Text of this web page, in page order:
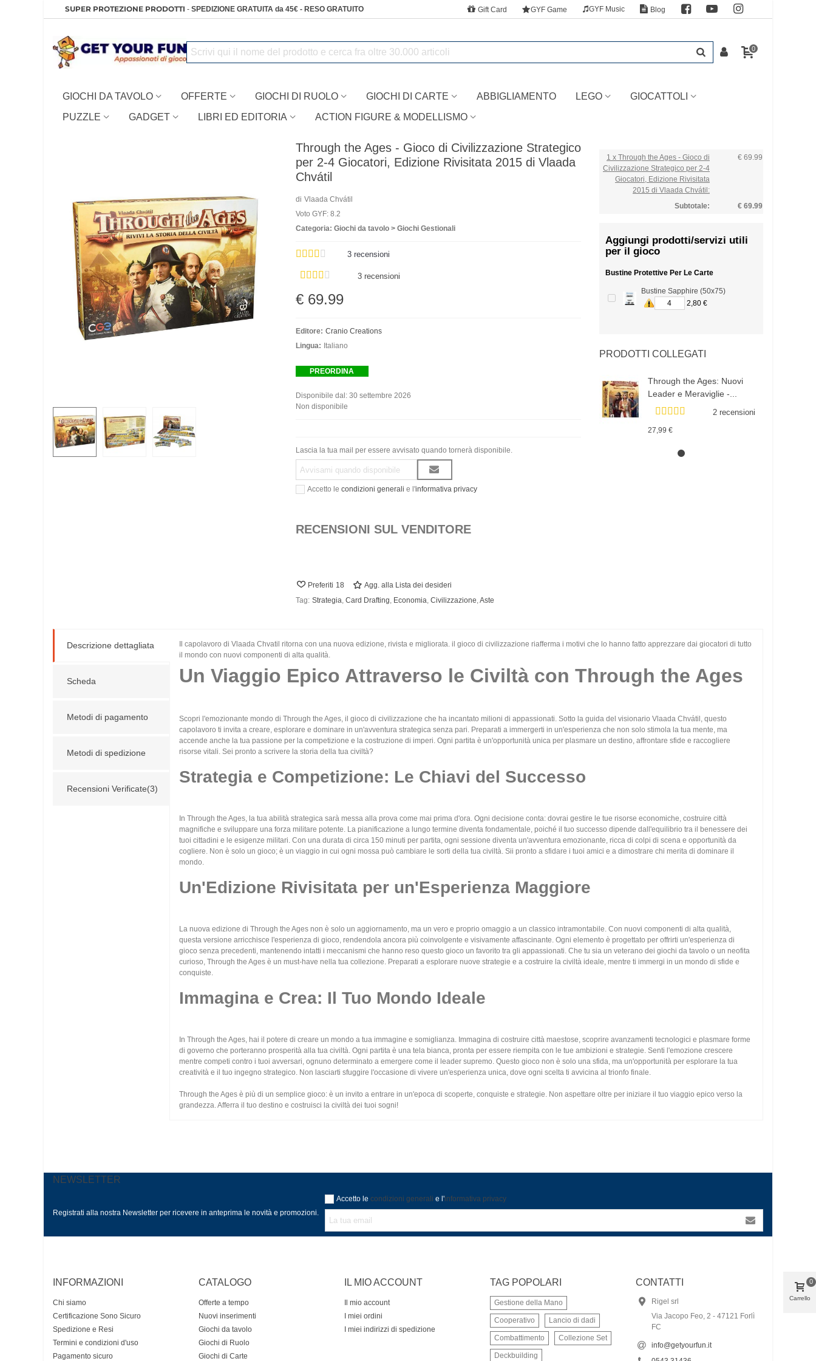
SUPER PROTEZIONE PRODOTTI - SPEDIZIONE GRATUITA da 45€ - RESO GRATUITO Gift Card GYF Game GYF Music Blog
0
GIOCHI DA TAVOLO OFFERTE GIOCHI DI RUOLO GIOCHI DI CARTE ABBIGLIAMENTO LEGO
GIOCATTOLI
PUZZLE
GADGET LIBRI ED EDITORIA ACTION FIGURE & MODELLISMO
Through the Ages - Gioco di Civilizzazione Strategico
per 2-4 Giocatori, Edizione Rivisitata 2015 di Vlaada
Chvátil
di Vlaada Chvátil
Voto GYF: 8.2
Categoria: Giochi da tavolo > Giochi Gestionali
3 recensioni
3 recensioni
€ 69.99
Editore: Cranio Creations
Lingua: Italiano
PREORDINA
Disponibile dal: 30 settembre 2026
Non disponibile
Lascia la tua mail per essere avvisato quando tornerà disponibile.
Accetto le condizioni generali e l'informativa privacy
RECENSIONI SUL VENDITORE
Preferiti 18
Agg. alla Lista dei desideri
Tag: Strategia, Card Drafting, Economia, Civilizzazione,Aste
1 x Through the Ages - Gioco di
Civilizzazione Strategico per 2-4
Giocatori, Edizione Rivisitata
2015 di Vlaada Chvátil:
€ 69.99
Subtotale: € 69.99
Aggiungi prodotti/servizi utili
per il gioco
Bustine Protettive Per Le Carte
Bustine Sapphire (50x75)
2,80 €
PRODOTTI COLLEGATI
Through the Ages: Nuovi
Leader e Meraviglie -...
2 recensioni
27,99 €
Descrizione dettagliata
Scheda
Metodi di pagamento
Metodi di spedizione
Recensioni Verificate(3)
Il capolavoro di Vlaada Chvatil ritorna con una nuova edizione, rivista e migliorata. il gioco di civilizzazione riafferma i motivi che lo hanno fatto apprezzare dai giocatori di tutto
il mondo con nuovi componenti di alta qualità.
Un Viaggio Epico Attraverso le Civiltà con Through the Ages
Scopri l'emozionante mondo di Through the Ages, il gioco di civilizzazione che ha incantato milioni di appassionati. Sotto la guida del visionario Vlaada Chvátil, questo
capolavoro ti invita a creare, esplorare e dominare in un'avventura strategica senza pari. Preparati a immergerti in un'esperienza che non solo stimola la tua mente, ma
accende anche la tua passione per la competizione e la costruzione di imperi. Ogni partita è un'opportunità unica per plasmare un destino, affrontare sfide e raccogliere
risorse vitali. Sei pronto a scrivere la storia della tua civiltà?
Strategia e Competizione: Le Chiavi del Successo
In Through the Ages, la tua abilità strategica sarà messa alla prova come mai prima d'ora. Ogni decisione conta: dovrai gestire le tue risorse economiche, costruire città
magnifiche e sviluppare una forza militare potente. La pianificazione a lungo termine diventa fondamentale, poiché il tuo successo dipende dall'equilibrio tra il benessere dei
tuoi cittadini e le esigenze militari. Con una durata di circa 150 minuti per partita, ogni sessione diventa un'avventura emozionante, ricca di colpi di scena e opportunità da
cogliere. Non è solo un gioco; è un viaggio in cui ogni mossa può cambiare le sorti della tua civiltà. Sii pronto a sfidare i tuoi amici e a dimostrare chi merita di dominare il
mondo.
Un'Edizione Rivisitata per un'Esperienza Maggiore
La nuova edizione di Through the Ages non è solo un aggiornamento, ma un vero e proprio omaggio a un classico intramontabile. Con nuovi componenti di alta qualità,
questa versione arricchisce l'esperienza di gioco, rendendola ancora più coinvolgente e visivamente affascinante. Ogni elemento è progettato per offrirti un'esperienza di
gioco senza precedenti, mantenendo intatti i meccanismi che hanno reso questo gioco un favorito tra gli appassionati. Che tu sia un veterano dei giochi da tavolo o un neofita
curioso, Through the Ages è un must-have nella tua collezione. Preparati a esplorare nuove strategie e a costruire la civiltà ideale, mentre ti immergi in un mondo di sfide e
conquiste.
Immagina e Crea: Il Tuo Mondo Ideale
In Through the Ages, hai il potere di creare un mondo a tua immagine e somiglianza. Immagina di costruire città maestose, scoprire avanzamenti tecnologici e plasmare forme
di governo che porteranno prosperità alla tua civiltà. Ogni partita è una tela bianca, pronta per essere riempita con le tue ambizioni e strategie. Senti l'emozione crescere
mentre competi contro i tuoi avversari, ognuno determinato a emergere come il leader supremo. Questo gioco non è solo una sfida, ma un'opportunità per esplorare la tua
creatività e il tuo ingegno strategico. Non lasciarti sfuggire l'occasione di vivere un'esperienza unica, dove ogni scelta ti avvicina al trionfo finale.
Through the Ages è più di un semplice gioco: è un invito a entrare in un'epoca di scoperte, conquiste e strategie. Non aspettare oltre per iniziare il tuo viaggio epico verso la
grandezza. Afferra il tuo destino e costruisci la civiltà dei tuoi sogni!
NEWSLETTER
Registrati alla nostra Newsletter per ricevere in anteprima le novità e promozioni.
Accetto le condizioni generali e l'informativa privacy
INFORMAZIONI
Chi siamo
Certificazione Sono Sicuro
Spedizione e Resi
Termini e condizioni d'uso
Pagamento sicuro
CATALOGO
Offerte a tempo
Nuovi inserimenti
Giochi da tavolo
Giochi di Ruolo
Giochi di Carte
IL MIO ACCOUNT
Il mio account
I miei ordini
I miei indirizzi di spedizione
TAG POPOLARI
Gestione della Mano
Cooperativo Lancio di dadi
Combattimento Collezione Set
Deckbuilding
CONTATTI
Rigel srl
Via Jacopo Feo, 2 - 47121 Forlì
FC
info@getyourfun.it
Carrello
0